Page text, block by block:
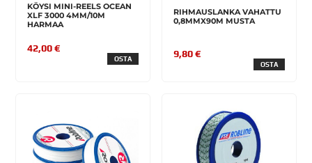
KÖYSI MINI-REELS OCEAN
XLF 3000 4MM/10M
HARMAA
42,00 €
OSTA
RIHMAUSLANKA VAHATTU
0,8MMX90M MUSTA
9,80 €
OSTA